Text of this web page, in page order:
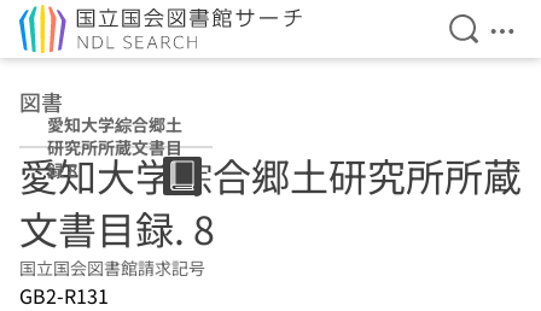
検索を
メ
図書
愛知大学綜合郷土
研究所所蔵文書目
録 8
愛知大学綜合郷土研究所所蔵
文書目録. 8
国立国会図書館請求記号
GB2-R131